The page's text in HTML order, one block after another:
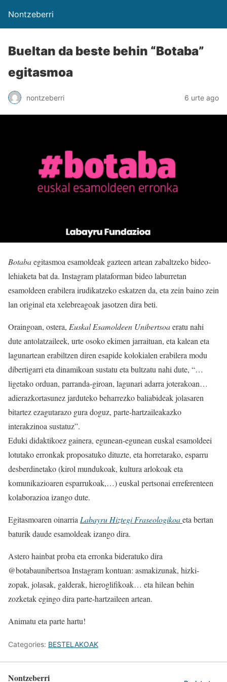
Nontzeberri
Bueltan da beste behin “Botaba”
egitasmoa
nontzeberri 6 urte ago
Botabaegitasmoa esamoldeak gazteen artean zabaltzeko bideo-
lehiaketa bat da. Instagram plataforman bideo laburretan
esamoldeen erabilera irudikatzeko eskatzen da, eta zein baino zein
lan original eta xelebreagoak jasotzen dira beti.
Oraingoan, ostera, Euskal Esamoldeen Unibertsoaeratu nahi
dute antolatzaileek, urte osoko ekimen jarraituan, eta kalean eta
lagunartean erabiltzen diren esapide kolokialen erabilera modu
dibertigarri eta dinamikoan sustatu eta bultzatu nahi dute, “…
ligetako orduan, parranda-giroan, lagunari adarra joterakoan…
adierazkortasunez jarduteko beharrezko baliabideak jolasaren
bitartez ezagutarazo gura doguz, parte-hartzaileakazko
interakzinoa sustatuz”.
Eduki didaktikoez gainera, egunean-egunean euskal esamoldeei
lotutako erronkak proposatuko dituzte, eta horretarako, esparru
desberdinetako (kirol mundukoak, kultura arlokoak eta
komunikazioaren esparrukoak,…) euskal pertsonai erreferenteen
kolaborazioa izango dute.
Egitasmoaren oinarriaLabayru Hiztegi Fraseologikoaeta bertan
baturik daude esamoldeak izango dira.
Astero hainbat proba eta erronka bideratuko dira
@botabaunibertsoa Instagram kontuan: asmakizunak, hizki-
zopak, jolasak, galderak, hieroglifikoak… eta hilean behin
zozketak egingo dira parte-hartzaileen artean.
Animatu eta parte hartu!
Categories: BESTELAKOAK
Nontzeberri